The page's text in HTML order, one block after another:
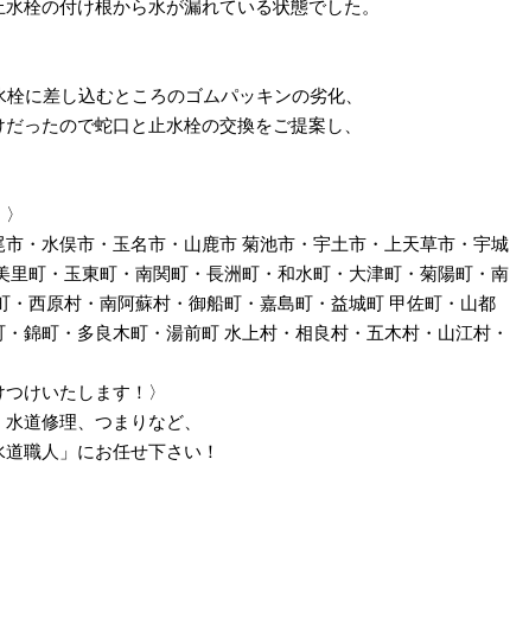
栓の付け根から水が漏れている状態でした。
に差し込むところのゴムパッキンの劣化、
ったので蛇口と止水栓の交換をご提案し、
・水俣市・玉名市・山鹿市 菊池市・宇土市・上天草市・宇城
里町・玉東町・南関町・長洲町・和水町・大津町・菊陽町・南
・西原村・南阿蘇村・御船町・嘉島町・益城町 甲佐町・山都
錦町・多良木町・湯前町 水上村・相良村・五木村・山江村・
けいたします！〉
道修理、つまりなど、
職人」にお任せ下さい！